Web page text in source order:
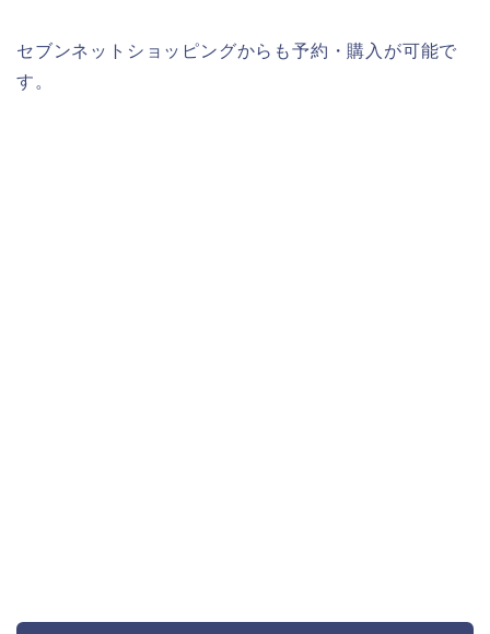
セブンネットショッピングからも予約・購入が可能で
す。